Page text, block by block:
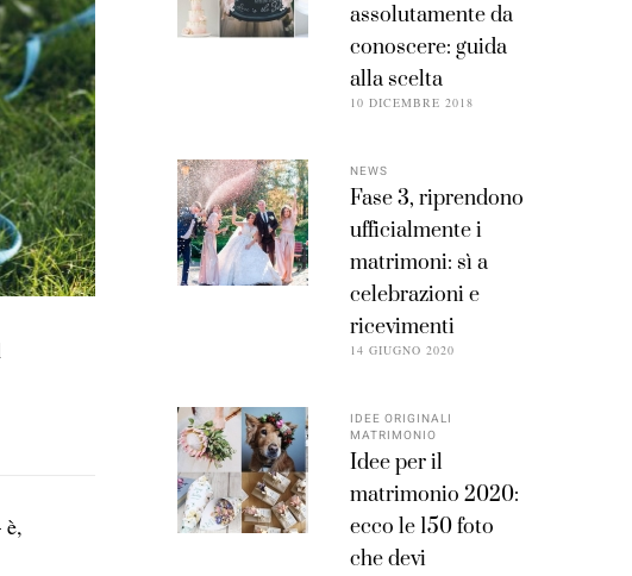
è,
assolutamente da
conoscere: guida
alla scelta
10 DICEMBRE 2018
NEWS
Fase 3, riprendono
ufficialmente i
matrimoni: sì a
celebrazioni e
ricevimenti
14 GIUGNO 2020
IDEE ORIGINALI
MATRIMONIO
Idee per il
matrimonio 2020:
ecco le 150 foto
che devi